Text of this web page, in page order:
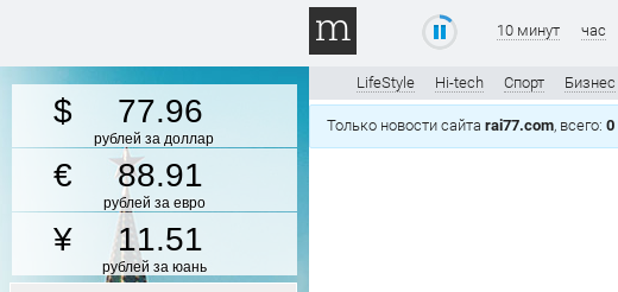
77.96
рублей за доллар
88.91
рублей за евро
11.51
рублей за юань
10 минут час
LifeStyle Hi-tech Спорт Бизнес
Только новости сайта rai77.com, всего: 0